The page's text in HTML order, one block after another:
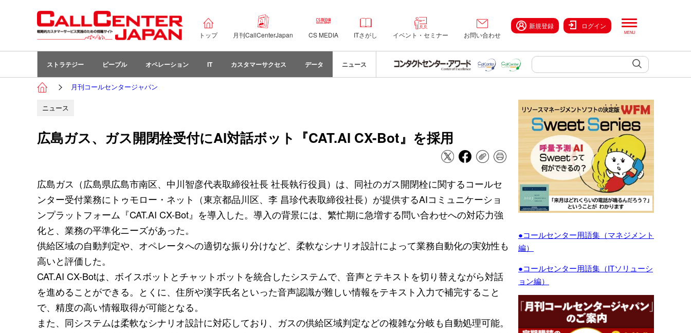
トップ 月刊CallCenterJapan CS MEDIA ITさがし イベント・セミナー お問い合わせ
新規登録 ログイン
ストラテジー ピープル オペレーション IT カスタマーサクセス データ ニュース
月刊コールセンタージャパン
ニュース
広島ガス、ガス開閉栓受付にAI対話ボット『CAT.AI CX-Bot』を採用
広島ガス（広島県広島市南区、中川智彦代表取締役社長 社長執行役員）は、同社のガス開閉栓に関するコールセ
ンター受付業務にトゥモロー・ネット（東京都品川区、李 昌珍代表取締役社長）が提供するAIコミュニケーショ
ンプラットフォーム『CAT.AI CX-Bot』を導入した。導入の背景には、繁忙期に急増する問い合わせへの対応力強
化と、業務の平準化ニーズがあった。
供給区域の自動判定や、オペレータへの適切な振り分けなど、柔軟なシナリオ設計によって業務自動化の実効性も
高いと評価した。
CAT.AI CX-Botは、ボイスボットとチャットボットを統合したシステムで、音声とテキストを切り替えながら対話
を進めることができる。とくに、住所や漢字氏名といった音声認識が難しい情報をテキスト入力で補完すること
で、精度の高い情報取得が可能となる。
また、同システムは柔軟なシナリオ設計に対応しており、ガスの供給区域判定などの複雑な分岐も自動処理可能。
●コールセンター用語集（マネジメント
編）
●コールセンター用語集（ITソリューシ
ョン編）